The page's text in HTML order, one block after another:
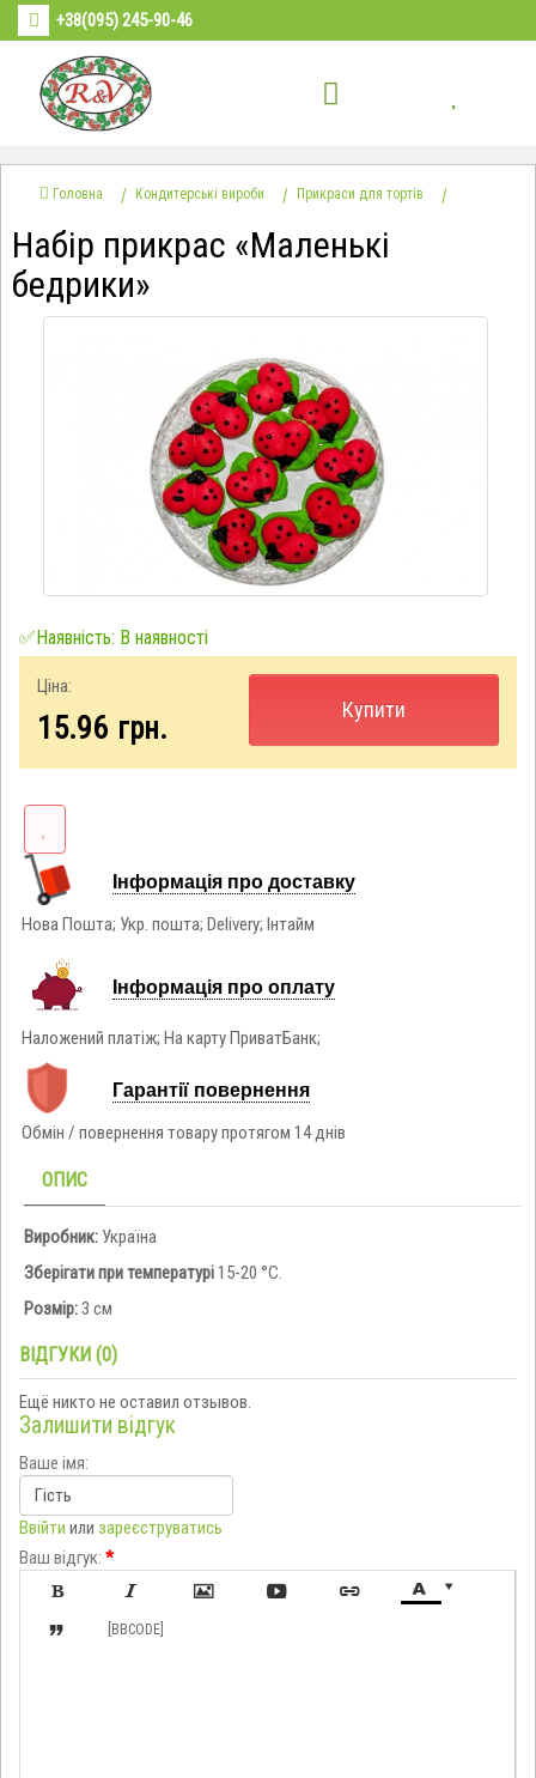
+38(095) 245-90-46
Головна Кондитерські вироби Прикраси для тортів
Набір прикрас «Маленькі
бедрики»
✅Наявність: В наявності
Ціна:
15.96 грн.
Купити
Інформація про доставку
Нова Пошта; Укр. пошта; Delivery; Інтайм
Інформація про оплату
Наложений платіж; На карту ПриватБанк;
Гарантії повернення
Обмін / повернення товару протягом 14 днів
ОПИС
Виробник: Україна
Зберігати при температурі15-20 °C.
Розмір:3 см
ВІДГУКИ (0)
Ещё никто не оставил отзывов.
Залишити відгук
Ваше імя:
Ввійти или зареєструватись
Ваш відгук: *

     
 [BBCODE]